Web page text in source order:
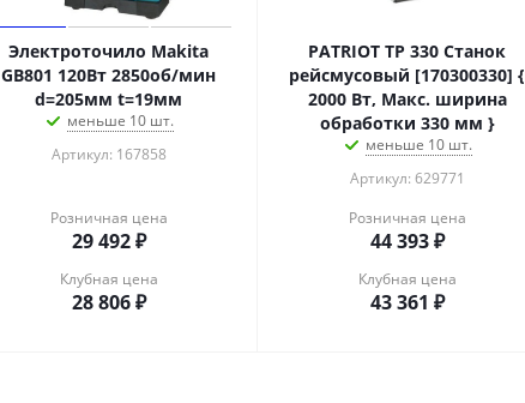
Электроточило Makita
GB801 120Вт 2850об/мин
d=205мм t=19мм
меньше 10 шт.
Артикул: 167858
Розничная цена
29 492₽
Клубная цена
28 806₽
PATRIOT TP 330 Станок
рейсмусовый [170300330] {
2000 Вт, Макс. ширина
обработки 330 мм }
меньше 10 шт.
Артикул: 629771
Розничная цена
44 393₽
Клубная цена
43 361 ₽